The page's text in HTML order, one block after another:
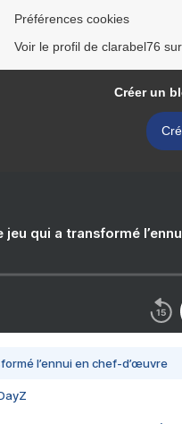
Préférences cookies
Voir le profil de clarabel76
Créer un
jeu qui a transformé
l’ennui en chef-d’œuvre